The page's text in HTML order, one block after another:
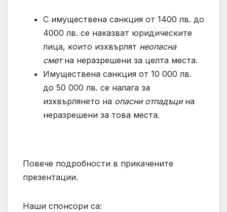
С имуществена санкция от 1400 лв. до
4000 лв. се наказват юридическите
лица, които изхвърлят неопасна
сметна неразрешени за целта места.
Имуществена санкция от 10 000 лв.
до 50 000 лв. се налага за
изхвърлянето на опасни отпадъцина
неразрешени за това места.
Повече подробности в прикачените
презентации.
Наши спонсори са: